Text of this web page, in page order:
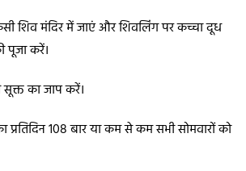
शिव मंदिर में जाएं और शिवलिंग पर कच्चा दूध
पूजा करें।
सूक्त का जाप करें।
प्रतिदिन 108 बार या कम से कम सभी सोमवारों को